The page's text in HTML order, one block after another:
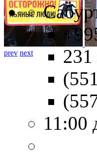
prev next
11:00